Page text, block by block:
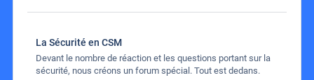
La Sécurité en CSM
Devant le nombre de réaction et les questions portant sur la
sécurité, nous créons un forum spécial. Tout est dedans.